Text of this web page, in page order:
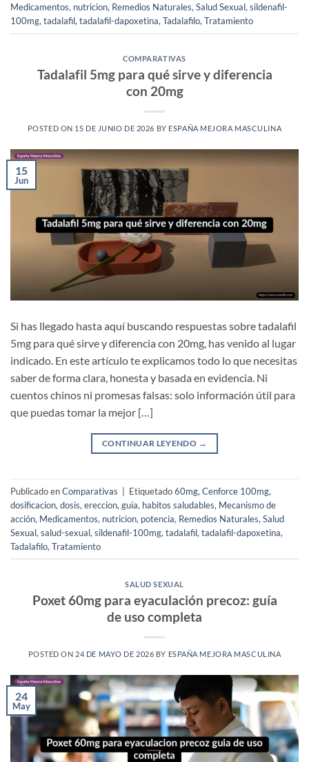
Medicamentos, nutricion, Remedios Naturales, Salud Sexual, sildenafil-
100mg, tadalafil, tadalafil-dapoxetina, Tadalafilo, Tratamiento
COMPARATIVAS
Tadalafil 5mg para qué sirve y diferencia
con 20mg
POSTED ON 15 DE JUNIO DE 2026 BY ESPAÑA MEJORA MASCULINA
15
Jun
Si has llegado hasta aquí buscando respuestas sobre tadalafil
5mg para qué sirve y diferencia con 20mg, has venido al lugar
indicado. En este artículo te explicamos todo lo que necesitas
saber de forma clara, honesta y basada en evidencia. Ni
cuentos chinos ni promesas falsas: solo información útil para
que puedas tomar la mejor […]
CONTINUAR LEYENDO →
Publicado enComparativas Etiquetado60mg, Cenforce 100mg,
dosificacion, dosis, ereccion, guia, habitos saludables, Mecanismo de
acción, Medicamentos, nutricion, potencia, Remedios Naturales, Salud
Sexual, salud-sexual, sildenafil-100mg, tadalafil, tadalafil-dapoxetina,
Tadalafilo, Tratamiento
SALUD SEXUAL
Poxet 60mg para eyaculación precoz: guía
de uso completa
POSTED ON 24 DE MAYO DE 2026 BY ESPAÑA MEJORA MASCULINA
24
May